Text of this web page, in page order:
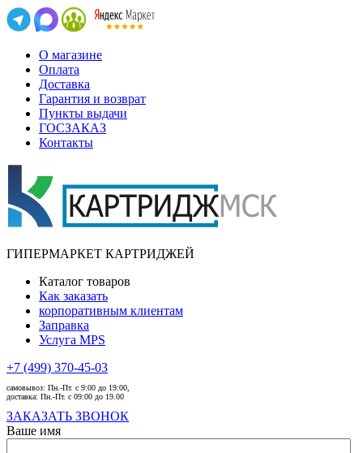
О магазине
Оплата
Доставка
Гарантия и возврат
Пункты выдачи
ГОСЗАКАЗ
Контакты
ГИПЕРМАРКЕТ КАРТРИДЖЕЙ
Каталог товаров
Как заказать
корпоративным клиентам
Заправка
Услуга MPS
+7 (499) 370-45-03
самовывоз: Пн.-Пт. с 9:00 до 19:00,
доставка: Пн.-Пт. с 09:00 до 19.00
ЗАКАЗАТЬ ЗВОНОК
Ваше имя